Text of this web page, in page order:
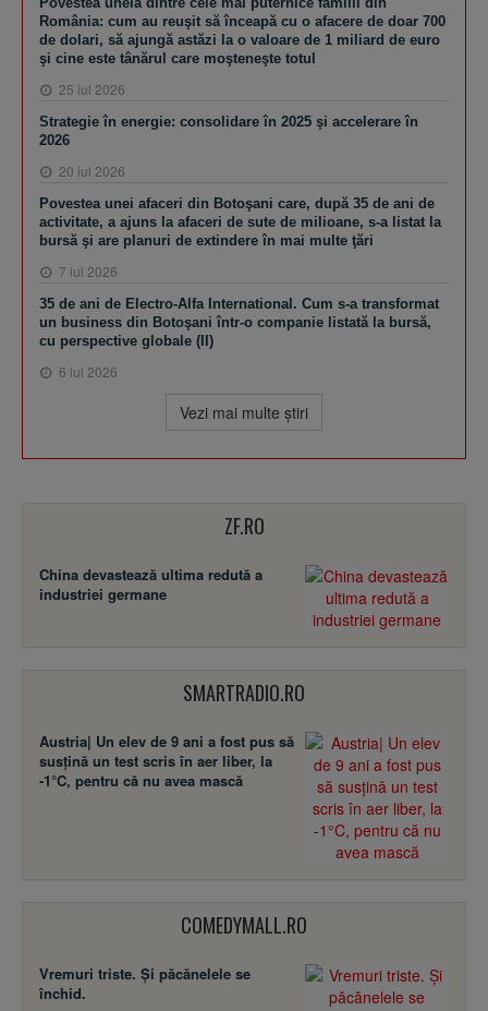
România: cum au reuşit să înceapă cu o afacere de doar 700
de dolari, să ajungă astăzi la o valoare de 1 miliard de euro
şi cine este tânărul care moşteneşte totul
25 iul 2026
Strategie în energie: consolidare în 2025 şi accelerare în
2026
20 iul 2026
Povestea unei afaceri din Botoşani care, după 35 de ani de
activitate, a ajuns la afaceri de sute de milioane, s-a listat la
bursă şi are planuri de extindere în mai multe ţări
7 iul 2026
35 de ani de Electro-Alfa International. Cum s-a transformat
un business din Botoşani într-o companie listată la bursă,
cu perspective globale (II)
6 iul 2026
Vezi mai multe ştiri
ZF.RO
China devastează ultima redută a
industriei germane
SMARTRADIO.RO
Austria| Un elev de 9 ani a fost pus să
susţină un test scris în aer liber, la
-1°C, pentru că nu avea mască
COMEDYMALL.RO
Vremuri triste. Şi păcănelele se
închid.